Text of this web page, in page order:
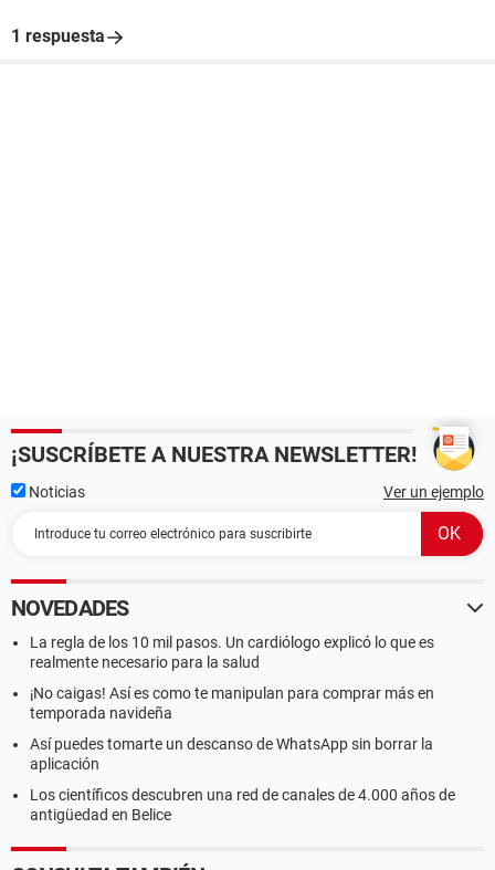
1 respuesta
¡SUSCRÍBETE A NUESTRA NEWSLETTER!
Noticias Ver un ejemplo
NOVEDADES
La regla de los 10 mil pasos. Un cardiólogo explicó lo que es
realmente necesario para la salud
¡No caigas! Así es como te manipulan para comprar más en
temporada navideña
Así puedes tomarte un descanso de WhatsApp sin borrar la
aplicación
Los científicos descubren una red de canales de 4.000 años de
antigüedad en Belice